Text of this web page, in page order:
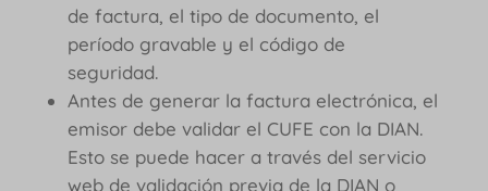
de factura, el tipo de documento, el
período gravable y el código de
seguridad.
Antes de generar la factura electrónica, el
emisor debe validar el CUFE con la DIAN.
Esto se puede hacer a través del servicio
web de validación previa de la DIAN o